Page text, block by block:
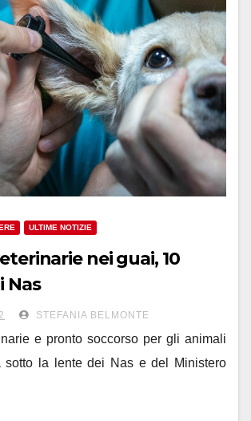
ULTIME NOTIZIE
nei guai, 10
Nas
STEFANIA BELMONTE
e pronto soccorso per gli animali
sotto la lente dei Nas e del Ministero